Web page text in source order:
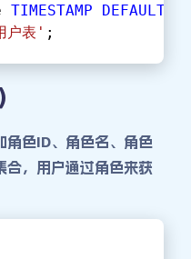
TIMESTAMP DEFAULT
户表' ;
角色ID、角色名、角色
合，用户通过角色来获